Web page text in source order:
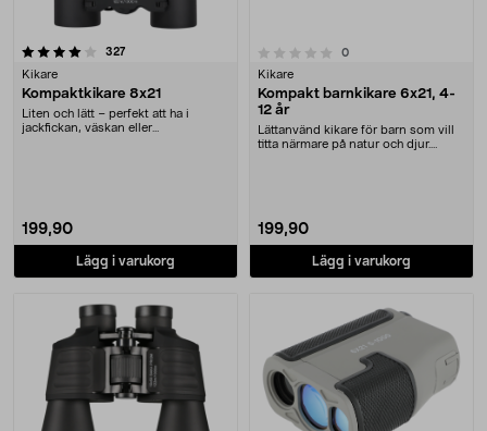
327recensioner
Kikare
Kompaktkikare 8x21
Liten och lätt – perfekt att ha i
jackfickan, väskan eller
199,90
Lägg i varukorg
0.0 av 5 stjärnor 0recensioner
Kikare
Kompakt barnkikare 6x21, 4-
12 år
Lättanvänd kikare för barn som vill
titta närmare på natur och djur.
199,90
Lägg i varukorg